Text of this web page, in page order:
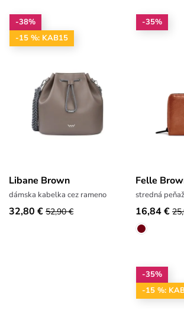
-38%
-15 %: KAB15
Libane Brown
dámska kabelka cez rameno
32,80 € 52,90 €
-35%
Felle
16,84 €
-35%
-15 %: